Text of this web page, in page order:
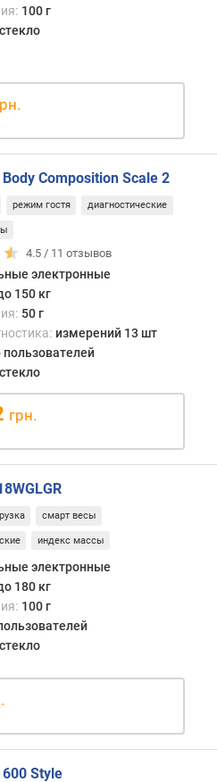
100 г
стекло
Composition Scale 2
режим гостя диагностические
4.5 / 11 отзывов
электронные
150 кг
50 г
измерений 13 шт
пользователей
стекло
грн.
смарт весы
индекс массы
электронные
180 кг
100 г
стекло
600 Style